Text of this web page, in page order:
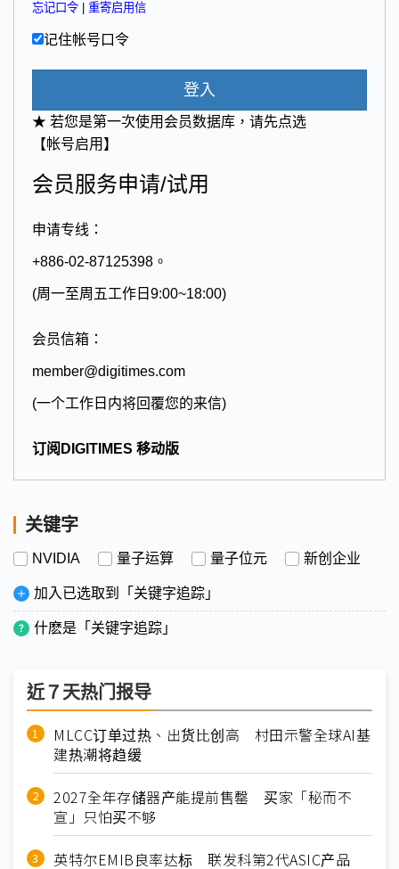
忘记口令 重寄启用信
记住帐号口令
登入
★ 若您是第一次使用会员数据库，请先点选
【帐号启用】
会员服务申请/试用
申请专线：
+886-02-87125398。
(周一至周五工作日9:00~18:00)
会员信箱：
member@digitimes.com
(一个工作日内将回覆您的来信)
订阅DIGITIMES 移动版
关键字
NVIDIA 量子运算 量子位元 新创企业
加入已选取到「关键字追踪」
什麽是「关键字追踪」
近７天热门报导
MLCC订单过热、出货比创高 村田示警全球AI基
建热潮将趋缓
2027全年存储器产能提前售罄 买家「秘而不
宣」只怕买不够
英特尔EMIB良率达标 联发科第2代ASIC产品